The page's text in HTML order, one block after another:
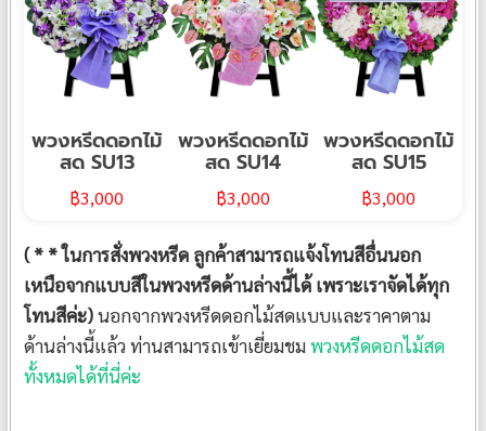
พวงหรีดดอกไม้
สด SU13
฿3,000
พวงหรีดดอกไม้
สด SU14
฿3,000
พวงหรีดดอกไม้
สด SU15
฿3,000
( * * ในการสั่งพวงหรีด ลูกค้าสามารถแจ้งโทนสีอื่นนอก
เหนือจากแบบสีในพวงหรีดด้านล่างนี้ได้ เพราะเราจัดได้ทุก
โทนสีค่ะ)นอกจากพวงหรีดดอกไม้สดแบบและราคาตาม
ด้านล่างนี้แล้ว ท่านสามารถเข้าเยี่ยมชมพวงหรีดดอกไม้สด
ทั้งหมดได้ที่นี่ค่ะ